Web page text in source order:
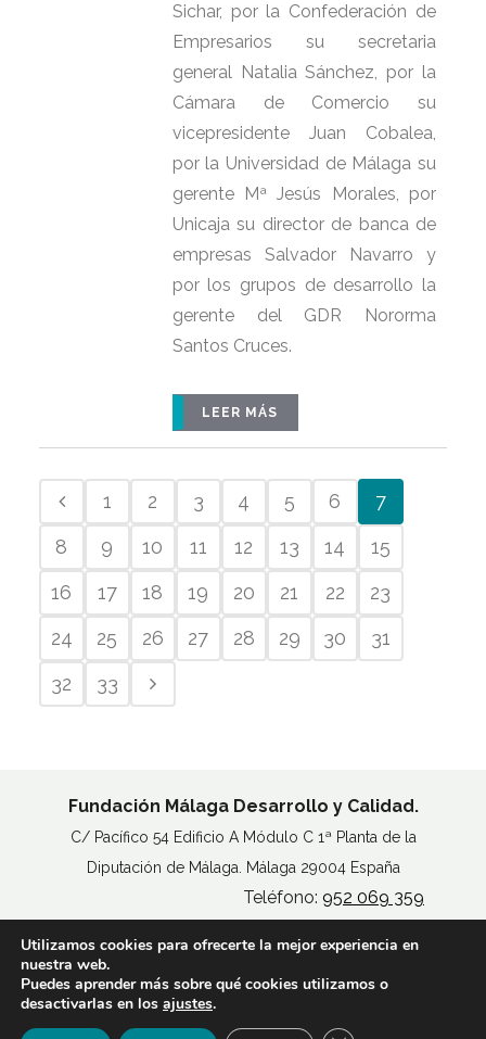
Sichar, por la Confederación de
Empresarios su secretaria
general Natalia Sánchez, por la
Cámara de Comercio su
vicepresidente Juan Cobalea,
por la Universidad de Málaga su
gerente Mª Jesús Morales, por
Unicaja su director de banca de
empresas Salvador Navarro y
por los grupos de desarrollo la
gerente del GDR Nororma
Santos Cruces.
LEER MÁS
1 2 3 4 5 6
7
8
9 10 11 12 13 14
15
16
17 18 19 20 21 22
23
24
25 26 27 28 29 30
31
32
33
Fundación Málaga Desarrollo y Calidad.
C/ Pacífico 54 Edificio A Módulo C 1ª Planta de la
Diputación de Málaga. Málaga 29004 España
Teléfono: 952 069 359
MAPA DEL SITIO
AVISO LEGAL
POLÍTICA DE COOKIES
Utilizamos cookies para ofrecerte la mejor experiencia en
nuestra web.
Puedes aprender más sobre qué cookies utilizamos o
desactivarlas en los ajustes.